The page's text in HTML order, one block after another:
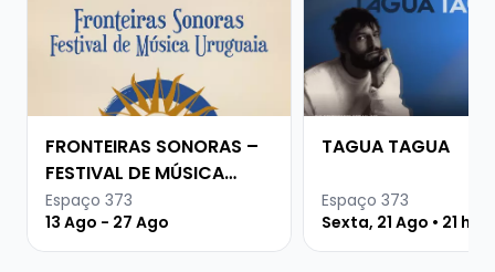
FRONTEIRAS SONORAS –
FESTIVAL DE MÚSICA
URUGUAIA
Espaço 373
13 Ago - 27 Ago
TAGUA TAGUA
Espaço 373
Sexta, 21 Ago • 21